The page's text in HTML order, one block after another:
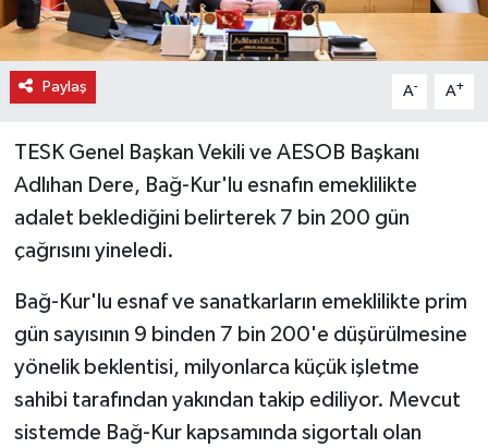
Paylaş A- A+
TESK Genel Başkan Vekili ve AESOB Başkanı
Adlıhan Dere, Bağ-Kur'lu esnafın emeklilikte
adalet beklediğini belirterek 7 bin 200 gün
çağrısını yineledi.
Bağ-Kur'lu esnaf ve sanatkarların emeklilikte prim
gün sayısının 9 binden 7 bin 200'e düşürülmesine
yönelik beklentisi, milyonlarca küçük işletme
sahibi tarafından yakından takip ediliyor. Mevcut
sistemde Bağ-Kur kapsamında sigortalı olan